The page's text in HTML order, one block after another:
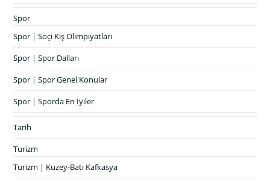
Spor
Spor | Soçi Kış Olimpiyatları
Spor | Spor Dalları
Spor | Spor Genel Konular
Spor | Sporda En İyiler
Tarih
Turizm
Turizm | Kuzey-Batı Kafkasya